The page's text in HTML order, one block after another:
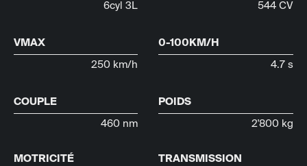
6cyl 3L 544 CV
VMAX
250 km/h
0-100KM/H
4.7 s
COUPLE
460 nm
POIDS
2'800 kg
MOTRICITÉ TRANSMISSION